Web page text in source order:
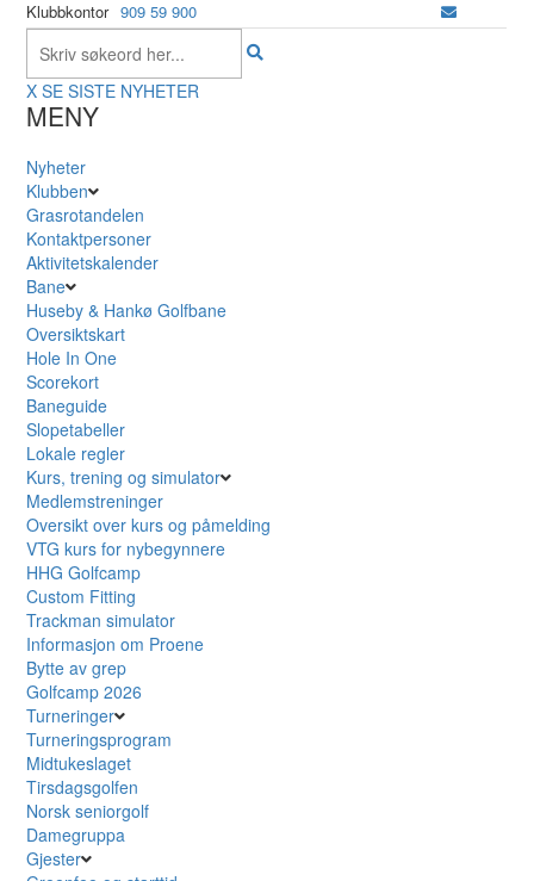
Klubbkontor 909 59 900
X SE SISTE NYHETER
MENY
Nyheter
Klubben
Grasrotandelen
Kontaktpersoner
Aktivitetskalender
Bane
Huseby & Hankø Golfbane
Oversiktskart
Hole In One
Scorekort
Baneguide
Slopetabeller
Lokale regler
Kurs, trening og simulator
Medlemstreninger
Oversikt over kurs og påmelding
VTG kurs for nybegynnere
HHG Golfcamp
Custom Fitting
Trackman simulator
Informasjon om Proene
Bytte av grep
Golfcamp 2026
Turneringer
Turneringsprogram
Midtukeslaget
Tirsdagsgolfen
Norsk seniorgolf
Damegruppa
Gjester